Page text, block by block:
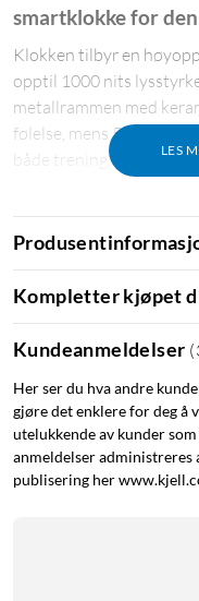
LES
smartklokke for
Klokken tilbyr en
opptil 1000 nits
metallrammen med
følelse, mens 5 ATM-
både trening, dusj og
Trening & sport
Med støtte for 150
og løping, tilpasser
strukturerte
bevegelsesensorchip
systemer (GPS, Beidou,
nøyaktig sporing selv i
Helseovervåkning
Klokken har kontroll på
Kompletter kjøpet
Kundeanmeldelser (
Her ser du hva andre
gjøre det enklere for deg å
utelukkende av kunder
anmeldelser administreres
publisering her